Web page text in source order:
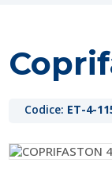
Codice: ET-4-